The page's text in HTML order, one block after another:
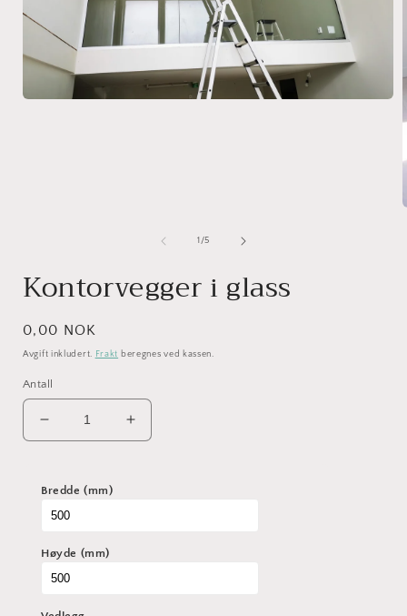
1/av
5
Kontorvegger i glass
Vanlig
pris
0,00 NOK
Avgift inkludert. Frakt beregnes ved kassen.
Antall
antallet
Kontorvegger
glass
Øk
antallet
Bredde (mm)
Høyde (mm)